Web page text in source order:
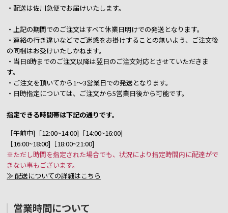
・配送は佐川急便でお届けいたします。
・上記の期間でのご注文はすべて休業日明けでの発送となります。
・連絡の行き違いなどでご迷惑をお掛けすることの無いよう、ご注文後
の同梱はお受けいたしかねます。
・当日8時までのご注文以降は翌日のご注文対応とさせていただきま
す。
・ご注文を頂いてから1～3営業日での発送となります。
・日時指定については、ご注文から5営業日後から可能です。
指定できる時間帯は下記の通りです。
［午前中]［12:00~14:00]［14:00~16:00]
［16:00~18:00]［18:00~21:00]
※ただし時間を指定された場合でも、状況により指定時間内に配達がで
きない事もございます。
≫ 配送についての詳細はこちら
営業時間について